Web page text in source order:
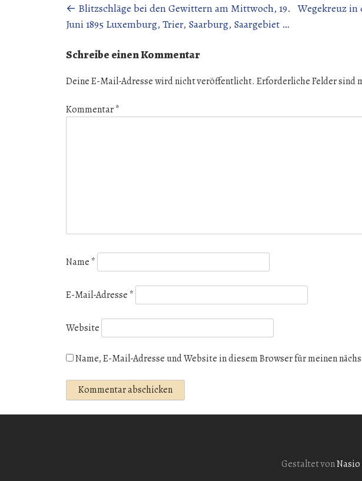
Beitragsnavigation
← Blitzschläge bei den Gewittern am Mittwoch, 19.
Juni 1895 Luxemburg, Trier, Saarburg, Saargebiet …
Wegekreuz
Schreibe einen Kommentar
Deine E-Mail-Adresse wird nicht veröffentlicht. Erforderliche Felder sind
Kommentar*
Name *
E-Mail-Adresse *
Website
Name, E-Mail-Adresse und Website in diesem Browser für meinen
Gestaltet vonNasio